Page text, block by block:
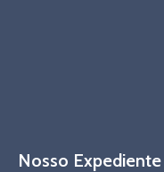
Nosso Expediente